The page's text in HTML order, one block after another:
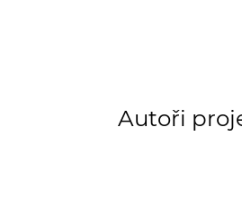
Autoři